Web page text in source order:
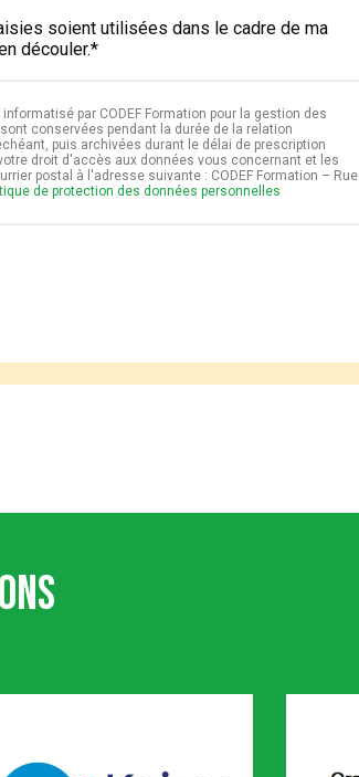
soient utilisées dans le cadre de ma
découler.*
par CODEF Formation pour la gestion des
conservées pendant la durée de la relation
puis archivées durant le délai de prescription
droit d'accès aux données vous concernant et les
postal à l'adresse suivante : CODEF Formation – Rue
de protection des données personnelles